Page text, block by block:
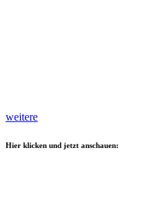
weitere
Hier klicken und jetzt anschauen: